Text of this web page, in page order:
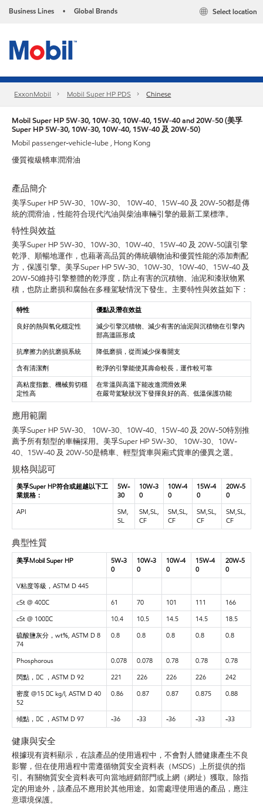
Business Lines • Global Brands Select location
ExxonMobil Mobil Super HP PDS Chinese
Mobil Super HP 5W-30, 10W-30, 10W-40, 15W-40 and 20W-50 (美孚
Super HP 5W-30, 10W-30, 10W-40, 15W-40 及 20W-50)
Mobil passenger-vehicle-lube , Hong Kong
優質複級轎車潤滑油
產品簡介
美孚Super HP 5W-30、10W-30、 10W-40、15W-40 及 20W-50都是傳
統的潤滑油，性能符合現代汽油與柴油車輛引擎的最新工業標準。
特性與效益
美孚Super HP 5W-30、10W-30、10W-40、15W-40 及 20W-50讓引擎
乾淨、順暢地運作，也藉著高品質的傳統礦物油和優質性能的添加劑配
方，保護引擎。美孚Super HP 5W-30、10W-30、10W-40、15W-40 及
20W-50維持引擎整體的乾淨度，防止有害的沉積物、油泥和漆狀物累
積，也防止磨損和腐蝕在多種駕駛情況下發生。主要特性與效益如下：
特性
優點及潛在效益
良好的熱與氧化穩定性
減少引擎沉積物、減少有害的油泥與沉積物在引擎內
部高溫區形成
抗摩擦力的抗磨損系統
降低磨損，從而減少保養開支
含有清潔劑
乾淨的引擎能使其壽命較長，運作較可靠
高粘度指數、機械剪切穩
定性高
在常溫與高溫下能改進潤滑效果
在嚴苛駕駛狀況下發揮良好的高、低溫保護功能
應用範圍
美孚Super HP 5W-30、 10W-30、10W-40、15W-40 及 20W-50特別推
薦予所有類型的車輛採用。美孚Super HP 5W-30、 10W-30、10W-
40、15W-40 及 20W-50是轎車、輕型貨車與廂式貨車的優異之選。
規格與認可
美孚Super HP符合或超越以下工
業規格：
5W-
30
10W-3
0
10W-4
0
15W-4
0
20W-5
0
API
SM,
SL
SM,SL,
CF
SM,SL,
CF
SM,SL,
CF
SM,SL,
CF
典型性質
美孚Mobil Super HP
5W-3
0
10W-3
0
10W-4
0
15W-4
0
20W-5
0
V粘度等級，ASTM D 445
cSt @ 40C
61 70 101 111
166
cSt @ 100C
10.4 10.5 14.5 14.5
18.5
硫酸鹽灰分，wt%, ASTM D 8
74
0.8 0.8 0.8 0.8 0.8
Phosphorous 0.078 0.078 0.78 0.78
0.78
閃點，C ，ASTM D 92
221 226 226 226
242
密度 @15 C kg/l, ASTM D 40
52
0.86 0.87 0.87 0.875 0.88
傾點，C ，ASTM D 97 -36 -33 -36 -33 -33
健康與安全
根據現有資料顯示，在該產品的使用過程中，不會對人體健康產生不良
影響，但在使用過程中需遵循物質安全資料表（MSDS）上所提供的指
引。有關物質安全資料表可向當地經銷部門或上網（網址）獲取。除指
定的用途外，該產品不應用於其他用途。如需處理使用過的產品，應注
意環境保護。